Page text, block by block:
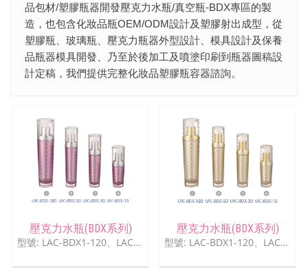
品包材/塑膠瓶器開發壓克力水瓶/真空瓶-BDX專區的製
造，也包含化妝品瓶OEM/ODM設計及塑膠射出成型，​從
塑膠瓶、玻璃瓶、壓克力瓶器外型設計、模具設計及保養
品瓶器模具開發、乃至於後加工及噴塗印刷到瓶器圖稿設
計定稿，我們提供完整化妝品塑膠瓶容器諮詢。
壓克力水瓶(BDX系列)
型號: LAC-BDX1-120、LAC-BDX-50、LAC-BDX-30、LAC-BDX-15
壓克力水瓶(BDX系列)
型號: LAC-BDX1-120、LAC-BDX-50、LAC-BDX-30、LAC-BDX-15